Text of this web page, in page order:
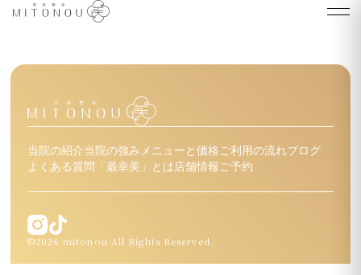
当院の紹介当院の強みメニューと価格ご利用の流れブログ
よくある質問 「最幸美」とは店舗情報ご予約
©2026 mitonou All Rights Reserved.